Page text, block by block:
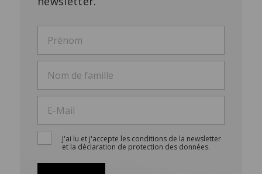
J'ai lu et j'accepte les conditions de la newsletter
et la déclaration de protection des données.